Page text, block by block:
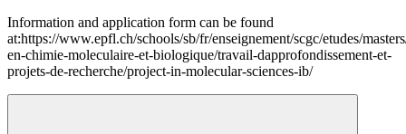
Information and application form can be found
at:https://www.epfl.ch/schools/sb/fr/enseignement/scgc/etudes/
en-chimie-moleculaire-et-biologique/travail-dapprofondissement-et-
projets-de-recherche/project-in-molecular-sciences-ib/